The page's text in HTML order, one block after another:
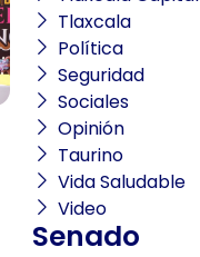
Tlaxcala
Política
Seguridad
Sociales
Opinión
Taurino
Vida Saludable
Video
Senado